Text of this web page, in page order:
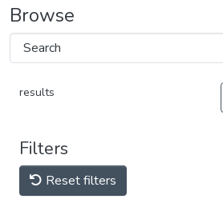
Browse
results
Filters
Reset filters